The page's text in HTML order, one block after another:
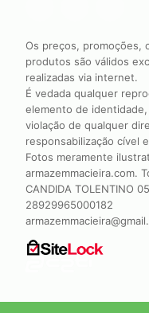
Os preços, promoções,
produtos são válidos
realizadas via internet.
É vedada qualquer
elemento de
violação de qualquer
responsabilização cível
Fotos meramente
armazemmacieira.com.
CANDIDA TOLENTINO
28929965000182